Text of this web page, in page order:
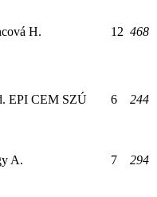
H. 12 468
EPI CEM SZÚ 6 244
A. 7 294